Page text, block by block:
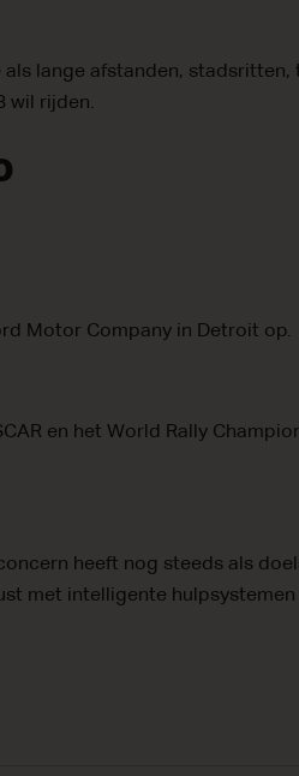
lange afstanden,
wil rijden.
Motor Company in Detroit op.
en het World Rally
heeft nog steeds als
met intelligente